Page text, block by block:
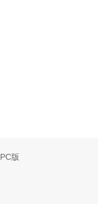
PC版